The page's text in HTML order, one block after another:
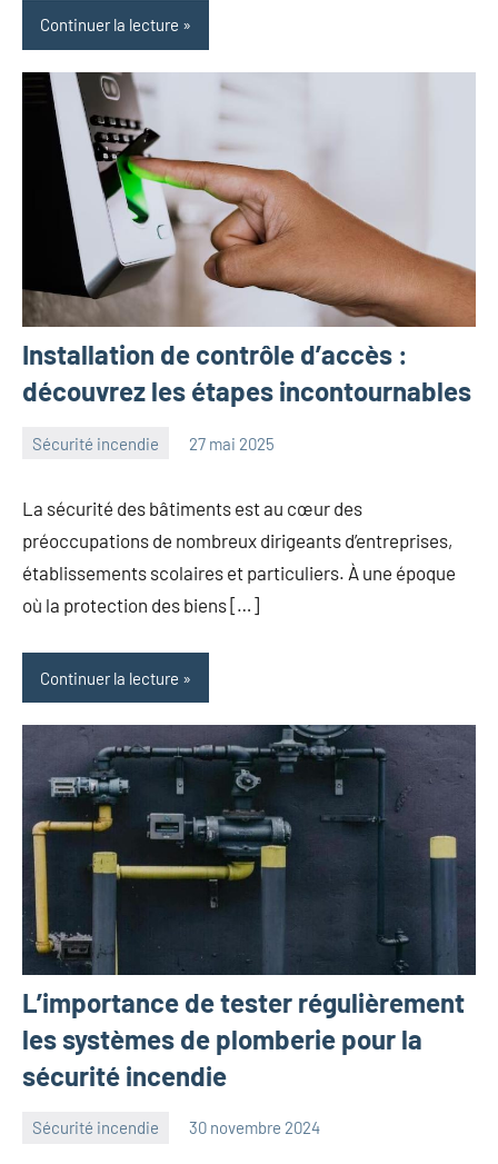
Continuer la lecture
Installation de contrôle d’accès :
découvrez les étapes incontournables
Sécurité incendie 27 mai 2025
La sécurité des bâtiments est au cœur des
préoccupations de nombreux dirigeants d’entreprises,
établissements scolaires et particuliers. À une époque
où la protection des biens […]
Continuer la lecture
L’importance de tester régulièrement
les systèmes de plomberie pour la
sécurité incendie
Sécurité incendie 30 novembre 2024